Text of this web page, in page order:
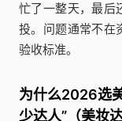
忙了一整天，最后
投。问题通常不在
验收标准。
为什么2026选
少达人”（美妆